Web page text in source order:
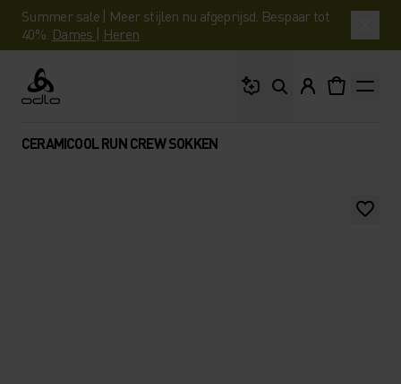
Summer sale | Meer stijlen nu afgeprijsd. Bespaar tot
40%. Dames | Heren
Odlo
CERAMICOOL RUN CREW SOKKEN